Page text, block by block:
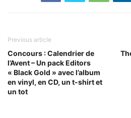
Previous article
Concours : Calendrier de
l’Avent – Un pack Editors
« Black Gold » avec l’album
en vinyl, en CD, un t-shirt et
un tot